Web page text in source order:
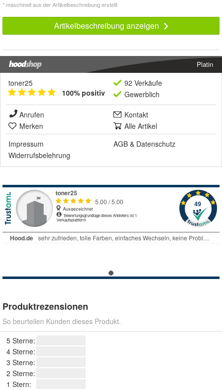
* maschinell aus der Artikelbeschreibung erstellt
Artikelbeschreibung anzeigen
Platin
toner25
100% positiv
92 Verkäufe
Gewerblich
Anrufen
Kontakt
Merken
Alle Artikel
Impressum
AGB & Datenschutz
Widerrufsbelehrung
Produktrezensionen
So beurteilen Kunden dieses Produkt.
5 Sterne:
4 Sterne:
3 Sterne:
2 Sterne:
1 Stern: